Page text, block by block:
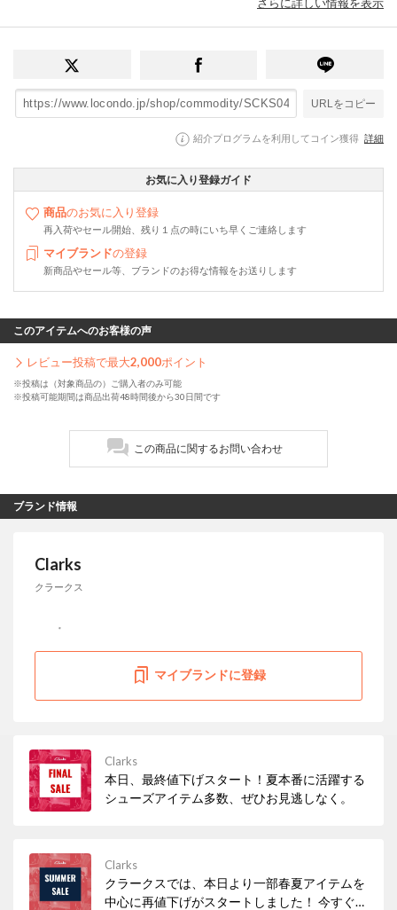
さらに詳しい情報を表示
URLをコピー
紹介プログラムを利用してコイン獲得 詳細
お気に入り登録ガイド
商品のお気に入り登録
再入荷やセール開始、残り１点の時にいち早くご連絡します
マイブランドの登録
新商品やセール等、ブランドのお得な情報をお送りします
このアイテムへのお客様の声
レビュー投稿で最大2,000ポイント
※投稿は（対象商品の）ご購入者のみ可能
※投稿可能期間は商品出荷48時間後から30日間です
この商品に関するお問い合わせ
ブランド情報
Clarks
クラークス
マイブランドに登録
Clarks
本日、最終値下げスタート！夏本番に活躍する
シューズアイテム多数、ぜひお見逃しなく。
Clarks
クラークスでは、本日より一部春夏アイテムを
中心に再値下げがスタートしました！ 今すぐ履